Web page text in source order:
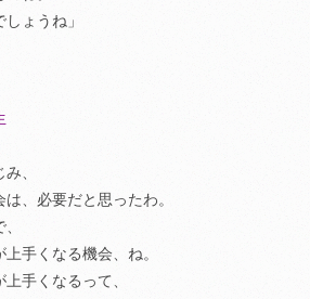
ょうね」
、
は、必要だと思ったわ。
手くなる機会、ね。
手くなるって、